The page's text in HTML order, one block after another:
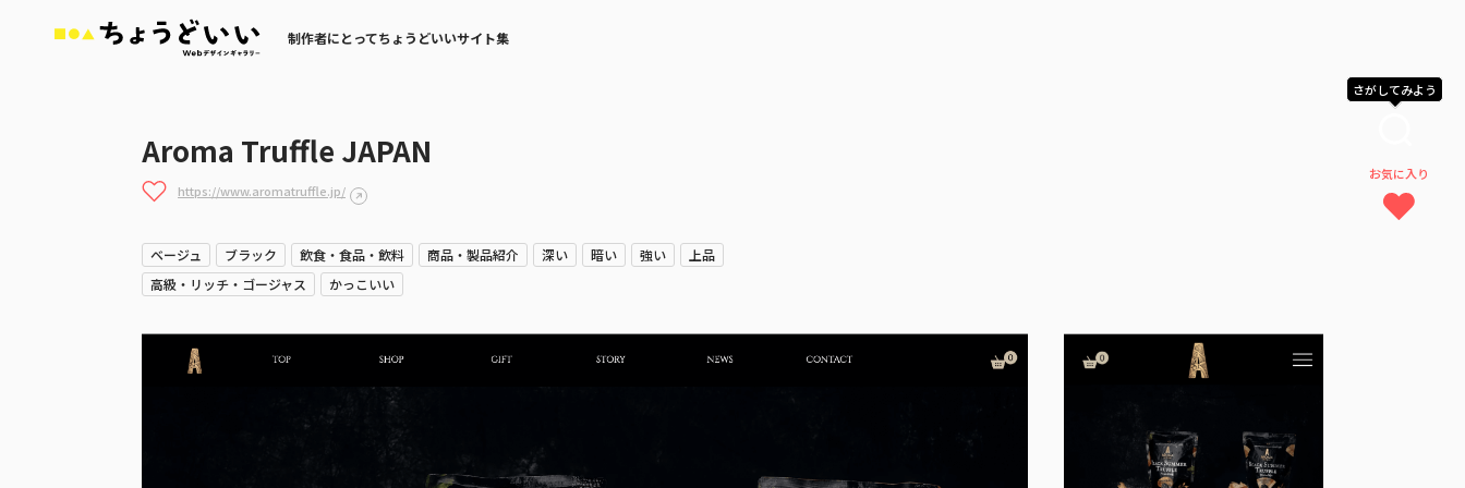
制作者にとってちょうどいいサイト集
さがしてみよう
お気に入り
Aroma Truffle JAPAN
https://www.aromatruffle.jp/
ベージュ ブラック 飲食・食品・飲料 商品・製品紹介 深い 暗い 強い
上品
高級・リッチ・ゴージャス
かっこいい